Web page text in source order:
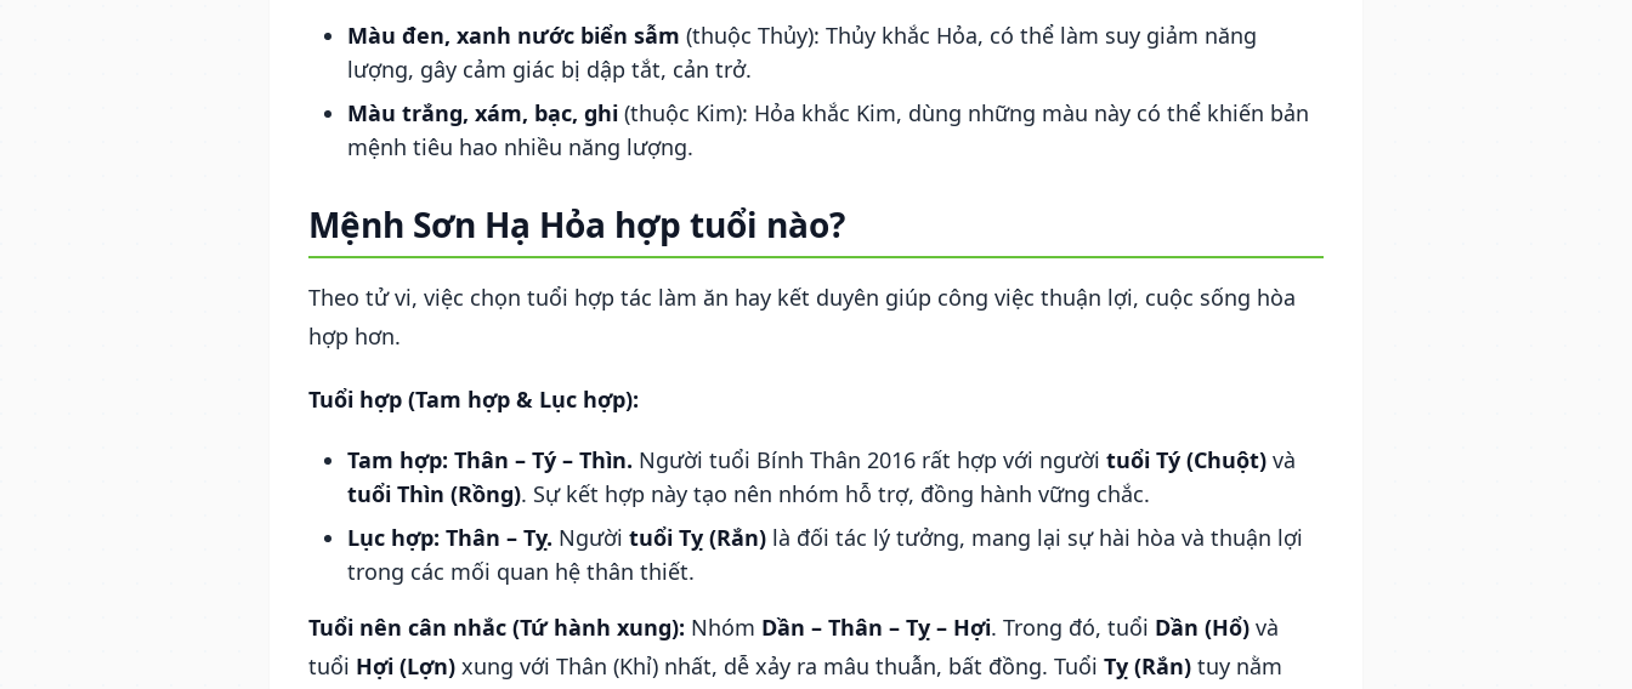
Màu đen, xanh nước biển sẫm (thuộc Thủy): Thủy khắc Hỏa, có thể làm suy giảm năng
lượng, gây cảm giác bị dập tắt, cản trở.
Màu trắng, xám, bạc, ghi (thuộc Kim): Hỏa khắc Kim, dùng những màu này có thể khiến bản
mệnh tiêu hao nhiều năng lượng.
Mệnh Sơn Hạ Hỏa hợp tuổi nào?
Theo tử vi, việc chọn tuổi hợp tác làm ăn hay kết duyên giúp công việc thuận lợi, cuộc sống hòa
hợp hơn.
Tuổi hợp (Tam hợp & Lục hợp):
Tam hợp: Thân – Tý – Thìn. Người tuổi Bính Thân 2016 rất hợp với người tuổi Tý (Chuột) và
tuổi Thìn (Rồng). Sự kết hợp này tạo nên nhóm hỗ trợ, đồng hành vững chắc.
Lục hợp: Thân – Tỵ. Người tuổi Tỵ (Rắn) là đối tác lý tưởng, mang lại sự hài hòa và thuận lợi
trong các mối quan hệ thân thiết.
Tuổi nên cân nhắc (Tứ hành xung): Nhóm Dần – Thân – Tỵ – Hợi. Trong đó, tuổi Dần (Hổ) và
tuổi Hợi (Lợn) xung với Thân (Khỉ) nhất, dễ xảy ra mâu thuẫn, bất đồng. Tuổi Tỵ (Rắn) tuy nằm